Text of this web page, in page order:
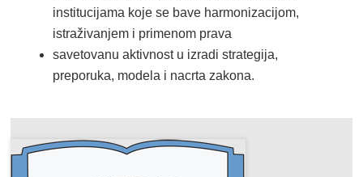
institucijama koje se bave harmonizacijom,
istraživanjem i primenom prava
savetovanu aktivnost u izradi strategija,
preporuka, modela i nacrta zakona.